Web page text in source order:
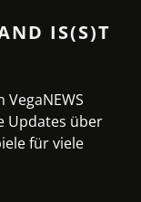
IS(S)T
Updates über
für viele